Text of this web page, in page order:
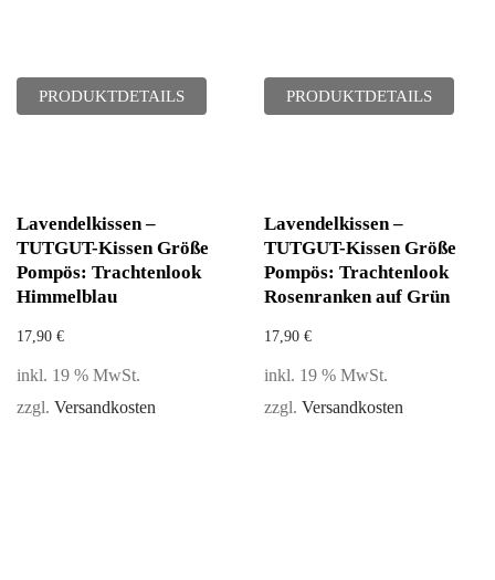
PRODUKTDETAILS PRODUKTDETAILS
Lavendelkissen –
TUTGUT-Kissen Größe
Pompös: Trachtenlook
Himmelblau
17,90 €
inkl. 19 % MwSt.
zzgl. Versandkosten
Lavendelkissen –
TUTGUT-Kissen Größe
Pompös: Trachtenlook
Rosenranken auf Grün
17,90 €
inkl. 19 % MwSt.
zzgl. Versandkosten